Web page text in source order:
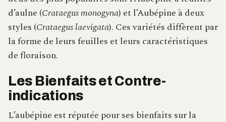
d’aulne (Crataegus monogyna) et l’Aubépine à deux
styles (Crataegus laevigata). Ces variétés diffèrent par
la forme de leurs feuilles et leurs caractéristiques
de floraison.
Les Bienfaits et Contre-
indications
L’aubépine est réputée pour ses bienfaits sur la